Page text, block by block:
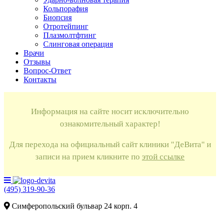
Кольпорафия
Биопсия
Отротейпинг
Плазмолтфтинг
Слинговая операция
Врачи
Отзывы
Вопрос-Ответ
Контакты
Информация на сайте носит исключительно
ознакомительный характер!
Для перехода на официальный сайт клиники "ДеВита" и
записи на прием кликните по этой ссылке
(495) 319-90-36
Симферопольский бульвар 24 корп. 4